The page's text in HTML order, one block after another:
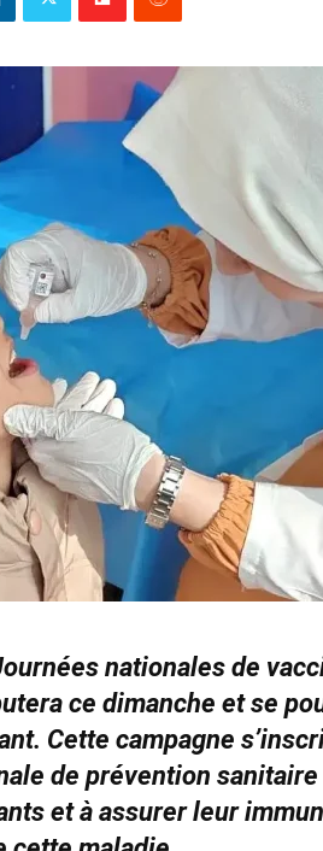
nationales de
ce dimanche et se
Cette campagne
de prévention
et à assurer leur